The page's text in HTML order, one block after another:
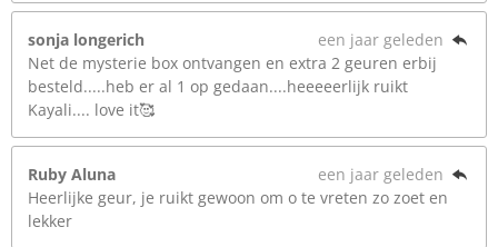
sonja longerich
een jaar geleden
Net de mysterie box ontvangen en extra 2 geuren erbij
besteld.....heb er al 1 op gedaan....heeeeerlijk ruikt
Kayali.... love it🥰
Ruby Aluna
een jaar geleden
Heerlijke geur, je ruikt gewoon om o te vreten zo zoet en
lekker